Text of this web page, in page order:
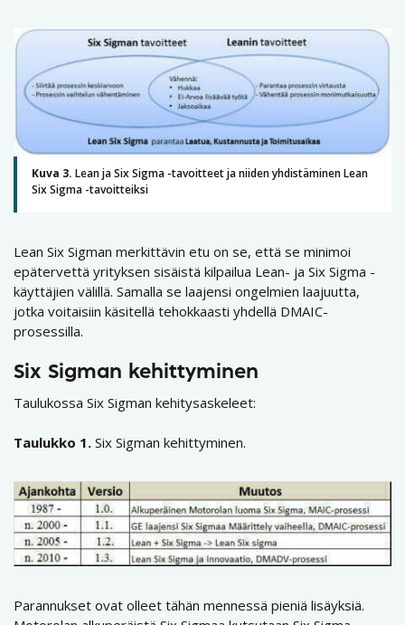
Kuva 3. Lean ja Six Sigma -tavoitteet ja niiden yhdistäminen Lean
Six Sigma -tavoitteiksi
Lean Six Sigman merkittävin etu on se, että se minimoi
epätervettä yrityksen sisäistä kilpailua Lean- ja Six Sigma -
käyttäjien välillä. Samalla se laajensi ongelmien laajuutta,
jotka voitaisiin käsitellä tehokkaasti yhdellä DMAIC-
prosessilla.
Six Sigman kehittyminen
Taulukossa Six Sigman kehitysaskeleet:
Taulukko 1. Six Sigman kehittyminen.
Parannukset ovat olleet tähän mennessä pieniä lisäyksiä.